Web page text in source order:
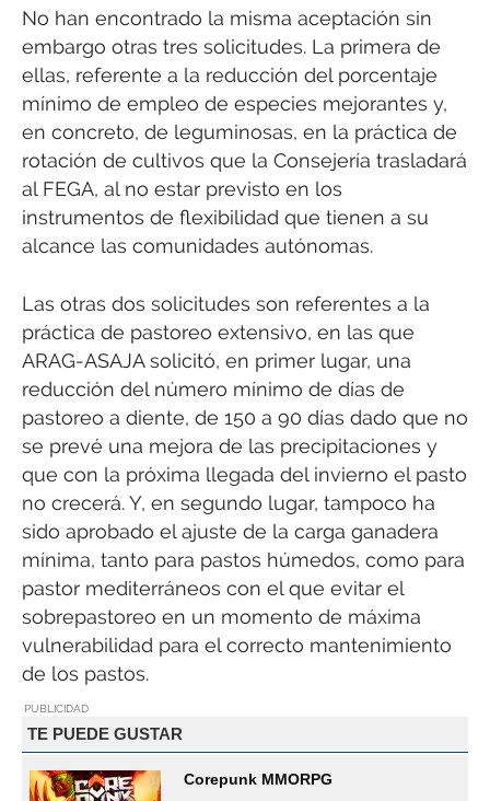
No han encontrado la misma aceptación sin
embargo otras tres solicitudes. La primera de
ellas, referente a la reducción del porcentaje
mínimo de empleo de especies mejorantes y,
en concreto, de leguminosas, en la práctica de
rotación de cultivos que la Consejería trasladará
al FEGA, al no estar previsto en los
instrumentos de flexibilidad que tienen a su
alcance las comunidades autónomas.
Las otras dos solicitudes son referentes a la
práctica de pastoreo extensivo, en las que
ARAG-ASAJA solicitó, en primer lugar, una
reducción del número mínimo de días de
pastoreo a diente, de 150 a 90 días dado que no
se prevé una mejora de las precipitaciones y
que con la próxima llegada del invierno el pasto
no crecerá. Y, en segundo lugar, tampoco ha
sido aprobado el ajuste de la carga ganadera
mínima, tanto para pastos húmedos, como para
pastor mediterráneos con el que evitar el
sobrepastoreo en un momento de máxima
vulnerabilidad para el correcto mantenimiento
de los pastos.
PUBLICIDAD
TE PUEDE GUSTAR
Corepunk MMORPG